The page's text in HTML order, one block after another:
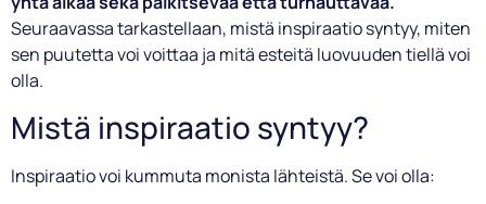
Seuraavassa tarkastellaan, mistä inspiraatio syntyy, miten
sen puutetta voi voittaa ja mitä esteitä luovuuden tiellä voi
olla.
Mistä inspiraatio syntyy?
Inspiraatio voi kummuta monista lähteistä. Se voi olla: